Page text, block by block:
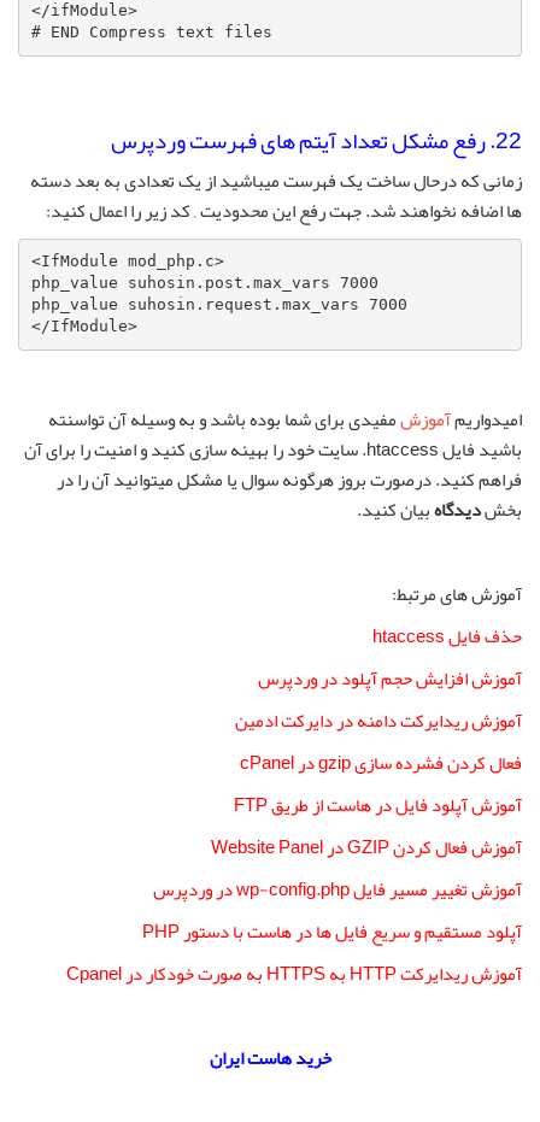
</ifModule>
# END Compress text files
22. رفع مشکل تعداد آیتم های فهرست وردپرس
زمانی که درحال ساخت یک فهرست میباشید از یک تعدادی به بعد دسته
ها اضافه نخواهند شد. جهت رفع این محدودیت , کد زیر را اعمال کنید:
<IfModule mod_php.c>
php_value suhosin.post.max_vars 7000
php_value suhosin.request.max_vars 7000
</IfModule>
امیدواریمآموزشمفیدی برای شما بوده باشد و به وسیله آن تواسنته
باشید فایل htaccess. سایت خود را بهینه سازی کنید و امنیت را برای آن
فراهم کنید. درصورت بروز هرگونه سوال یا مشکل میتوانید آن را در
بخشدیدگاهبیان کنید.
آموزش های مرتبط:
حذف فايل htaccess
آموزش افزایش حجم آپلود در وردپرس
آموزش ریدایرکت دامنه در دایرکت ادمین
فعال کردن فشرده سازی gzip در cPanel
آموزش آپلود فایل‌ در هاست از طریق FTP
آموزش فعال کردن GZIP در Website Panel
آموزش تغییر مسیر فایل wp-config.php در وردپرس
آپلود مستقیم و سریع فایل ها در هاست با دستور PHP
آموزش ریدایرکت HTTP به HTTPS به صورت خودکار در Cpanel
خرید هاست ایران